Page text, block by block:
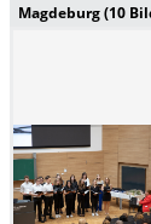
Magdeburg (10